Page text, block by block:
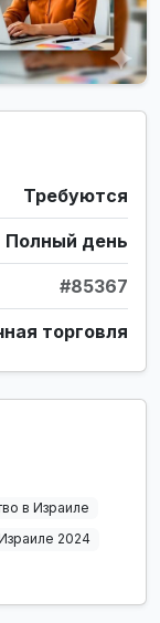
Требуются
Полный день
#85367
торговля
в Израиле
2024